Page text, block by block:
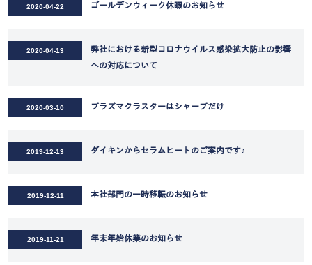
2020-04-22 ゴールデンウィーク休暇のお知らせ
2020-04-13
弊社における新型コロナウイルス感染拡大防止の影響
への対応について
2020-03-10 プラズマクラスターはシャープだけ
2019-12-13 ダイキンからセラムヒートのご案内です♪
2019-12-11 本社部門の一時移転のお知らせ
2019-11-21 年末年始休業のお知らせ